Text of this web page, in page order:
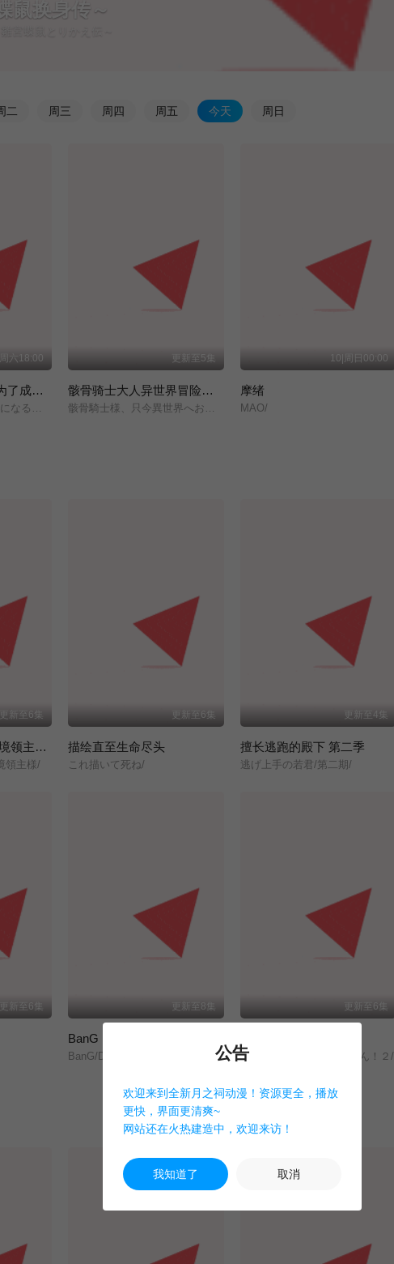
鼠换身传～
二 周三 周 四 周五 今天 周 日
六18:00
小书痴的下克上 〜为了成为图书管理员而不择手段〜 领主的养女
本好きの下剋上～司書になるためには手段を選んでいられません～/領主の養女/
更新至5集
骸骨骑士大人异世界冒险中 第二季
骸骨騎士様、只今異世界へお出掛け中Ⅱ/
10|周日00:00
摩绪
MAO/
更新至6集
从0位居民开始的边境领主大人
領主様/
更新至6集
描绘直至生命尽头
これ描いて死ね/
更新至4集
擅长逃跑的殿下 第二季
逃げ上手の若君/第二期/
更新至6集 更新至8集
BanG Dream! YUME∞MITA
BanG/Dream!/ゆめ∞みた/
更新至6集
文豪ストレイドッグス/わん！２/
公告
欢迎来到全新月之祠动漫！资源更全，播放
更快，界面更清爽~
网站还在火热建造中，欢迎来访！
我知道了 取消